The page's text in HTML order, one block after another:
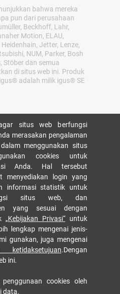
bahwa mereka
pun dari perusahaan
Beckhoff, Lahr,
Motion, ELAU,
Heidenhain, Jetter, Lenze,
NUM, Parker, Bosh
Stöber dan semua
di situs web ini. Produk
adalah milik igus® SE
situs web berfungsi
merasakan pengalaman
menggunakan situs
cookies untuk
Anda. Hal tersebut
menyediakan login yang
informasi statistik untuk
situs web, dan
yang sesuai dengan
„Kebijakan Privasi“untuk
lengkap mengenai jenis-
gunakan, juga mengenai
ketidaksetujuan.Dengan
ini.
cookies oleh
data.